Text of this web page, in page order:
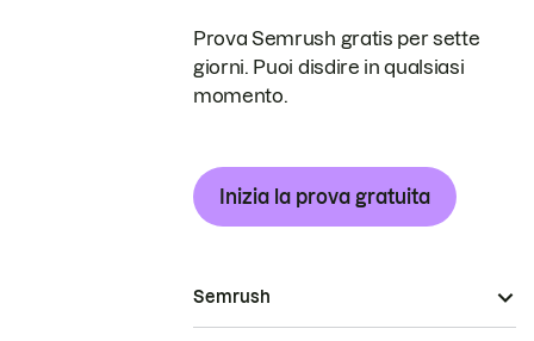
Prova Semrush gratis per sette
giorni. Puoi disdire in qualsiasi
momento.
Inizia la prova gratuita
Semrush